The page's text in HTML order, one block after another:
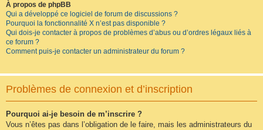
À propos de phpBB
Qui a développé ce logiciel de forum de discussions ?
Pourquoi la fonctionnalité X n’est pas disponible ?
Qui dois-je contacter à propos de problèmes d’abus ou d’ordres légaux liés à
ce forum ?
Comment puis-je contacter un administrateur du forum ?
Problèmes de connexion et d’inscription
Pourquoi ai-je besoin de m’inscrire ?
Vous n’êtes pas dans l’obligation de le faire, mais les administrateurs du